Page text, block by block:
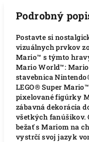
Podrobný
Postavte si
vizuálnych prvkov
Mario™ s týmto
Mario World™:
stavebnica
LEGO® Super
pixelované figúrky
zábavná dekorácia
všetkých fanúšikov.
bežať s Mariom na
vystrčí svoj jazyk